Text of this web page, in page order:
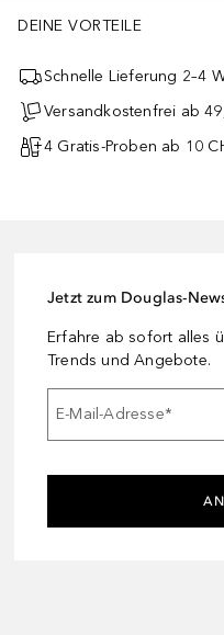
DEINE VORTEILE
Schnelle Lieferung 2–4
Versandkostenfrei ab
4 Gratis-Proben ab 10
Jetzt zum Douglas-
Erfahre ab sofort alles
Trends und Angebote.
E-Mail-Adresse*